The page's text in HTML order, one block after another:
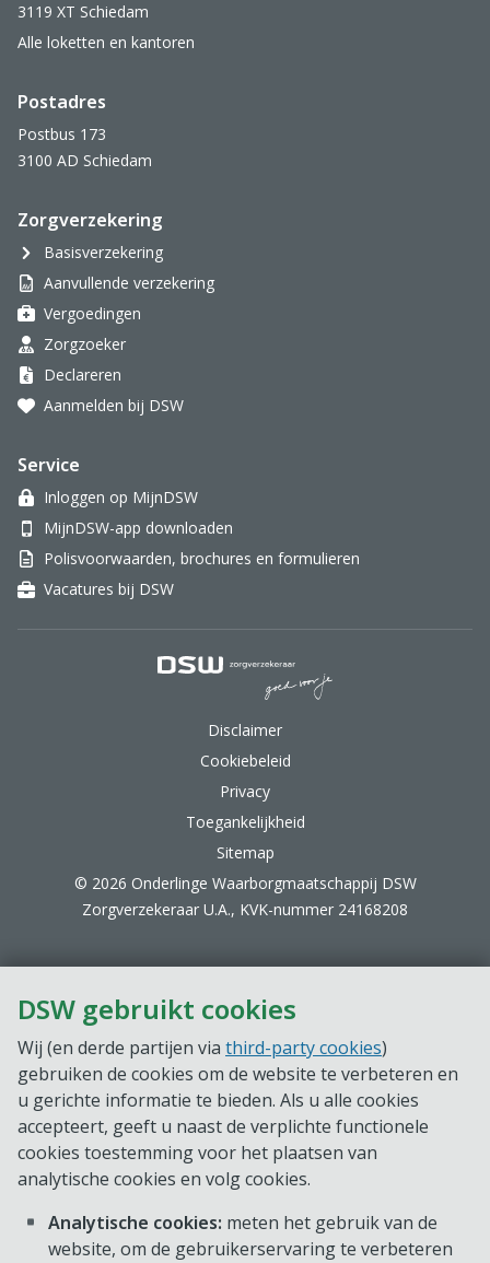
DSW gebruikt cookies
Wij (en derde partijen via third-party cookies)
gebruiken de cookies om de website te verbeteren en
u gerichte informatie te bieden. Als u alle cookies
accepteert, geeft u naast de verplichte functionele
cookies toestemming voor het plaatsen van
analytische cookies en volg cookies.
Analytische cookies: meten het gebruik van de
website, om de gebruikerservaring te verbeteren
3119 XT Schiedam
Alle loketten en kantoren
Postadres
Postbus 173
3100 AD Schiedam
Zorgverzekering
Basisverzekering
Aanvullende verzekering
Vergoedingen
Zorgzoeker
Declareren
Aanmelden bij DSW
Service
Inloggen op MijnDSW
MijnDSW-app downloaden
Polisvoorwaarden, brochures en formulieren
Vacatures bij DSW
Disclaimer
Cookiebeleid
Privacy
Toegankelijkheid
Sitemap
© 2026 Onderlinge Waarborgmaatschappij DSW
Zorgverzekeraar U.A., KVK-nummer 24168208